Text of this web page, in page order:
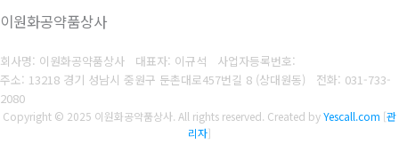
이원화공약품상사
회사명: 이원화공약품상사 대표자: 이규석 사업자등록번호:
주소: 13218 경기 성남시 중원구 둔촌대로457번길 8 (상대원동) 전화: 031-733-
2080
Copyright © 2025 이원화공약품상사. All rights reserved. Created byYescall.com [관
리자]